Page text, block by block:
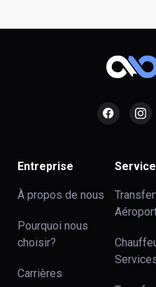
Entreprise
À propos de nous
Pourquoi nous
choisir?
Carrières